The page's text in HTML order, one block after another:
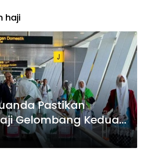
haji
Pastikan
Gelombang Kedua